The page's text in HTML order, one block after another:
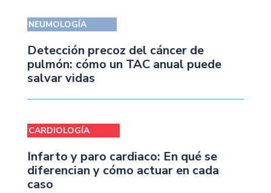
NEUMOLOGÍA
Detección precoz del cáncer de
pulmón: cómo un TAC anual puede
salvar vidas
CARDIOLOGÍA
Infarto y paro cardiaco: En qué se
diferencian y cómo actuar en cada
caso